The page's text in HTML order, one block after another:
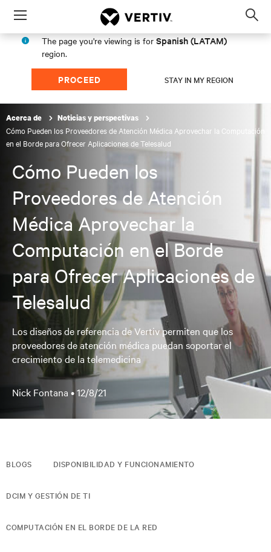
Menu
The page you're viewing is for Spanish (LATAM)
region.
PROCEED STAY IN MY REGION
Acerca de Noticias y perspectivas
Cómo Pueden los Proveedores de Atención Médica Aprovechar la Computación
en el Borde para Ofrecer Aplicaciones de Telesalud
Cómo Pueden los
Proveedores de Atención
Médica Aprovechar la
Computación en el Borde
para Ofrecer Aplicaciones de
Telesalud
Los diseños de referencia de Vertiv permiten que los
proveedores de atención médica puedan soportar el
crecimiento de la telemedicina
Nick Fontana •12/8/21
BLOGS DISPONIBILIDAD Y FUNCIONAMIENTO
DCIM Y GESTIÓN DE TI
COMPUTACIÓN EN EL BORDE DE LA RED